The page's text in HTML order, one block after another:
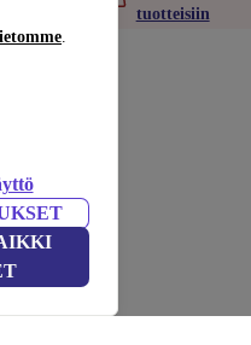
.
tuotteisiin